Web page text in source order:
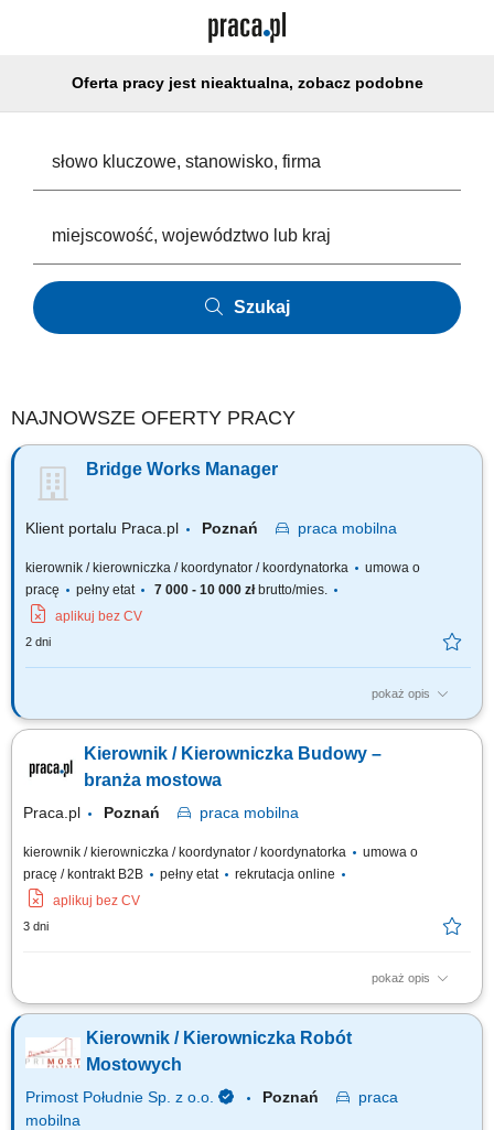
Oferta pracy jest nieaktualna, zobacz podobne
Szukaj
NAJNOWSZE OFERTY PRACY
Bridge Works Manager
Klient portalu Praca.pl Poznań praca mobilna
kierownik / kierowniczka / koordynator / koordynatorka
umowa o
pracę
pełny etat 7 000 - 10 000 złbrutto/mies.
aplikuj bez CV
2 dni
pokaż opis
Planowanie i zarządzanie placem budowy; Koordynacja prac własnych i
Nadzór nad harmonogramem projektu; Analiza techniczna i kontrola
kosztów; Zapewnienie zgodności prac z wymogami prawnymi i
Kierownik / Kierowniczka Budowy –
branża mostowa
Praca.pl Poznań praca mobilna
kierownik / kierowniczka / koordynator / koordynatorka
umowa o
pracę / kontrakt B2B
pełny etat
rekrutacja online
aplikuj bez CV
3 dni
pokaż opis
Opis stanowiska Prowadzenie i nadzorowanie realizacji robót mostowych
pracy brygad własnych oraz podwykonawców na budowie. Kontrola
jakości, terminowości oraz zgodności prac z wymaganiami technicznymi.
Kierownik / Kierowniczka Robót
Mostowych
Primost Południe Sp. z o.o. Poznań
praca
mobilna